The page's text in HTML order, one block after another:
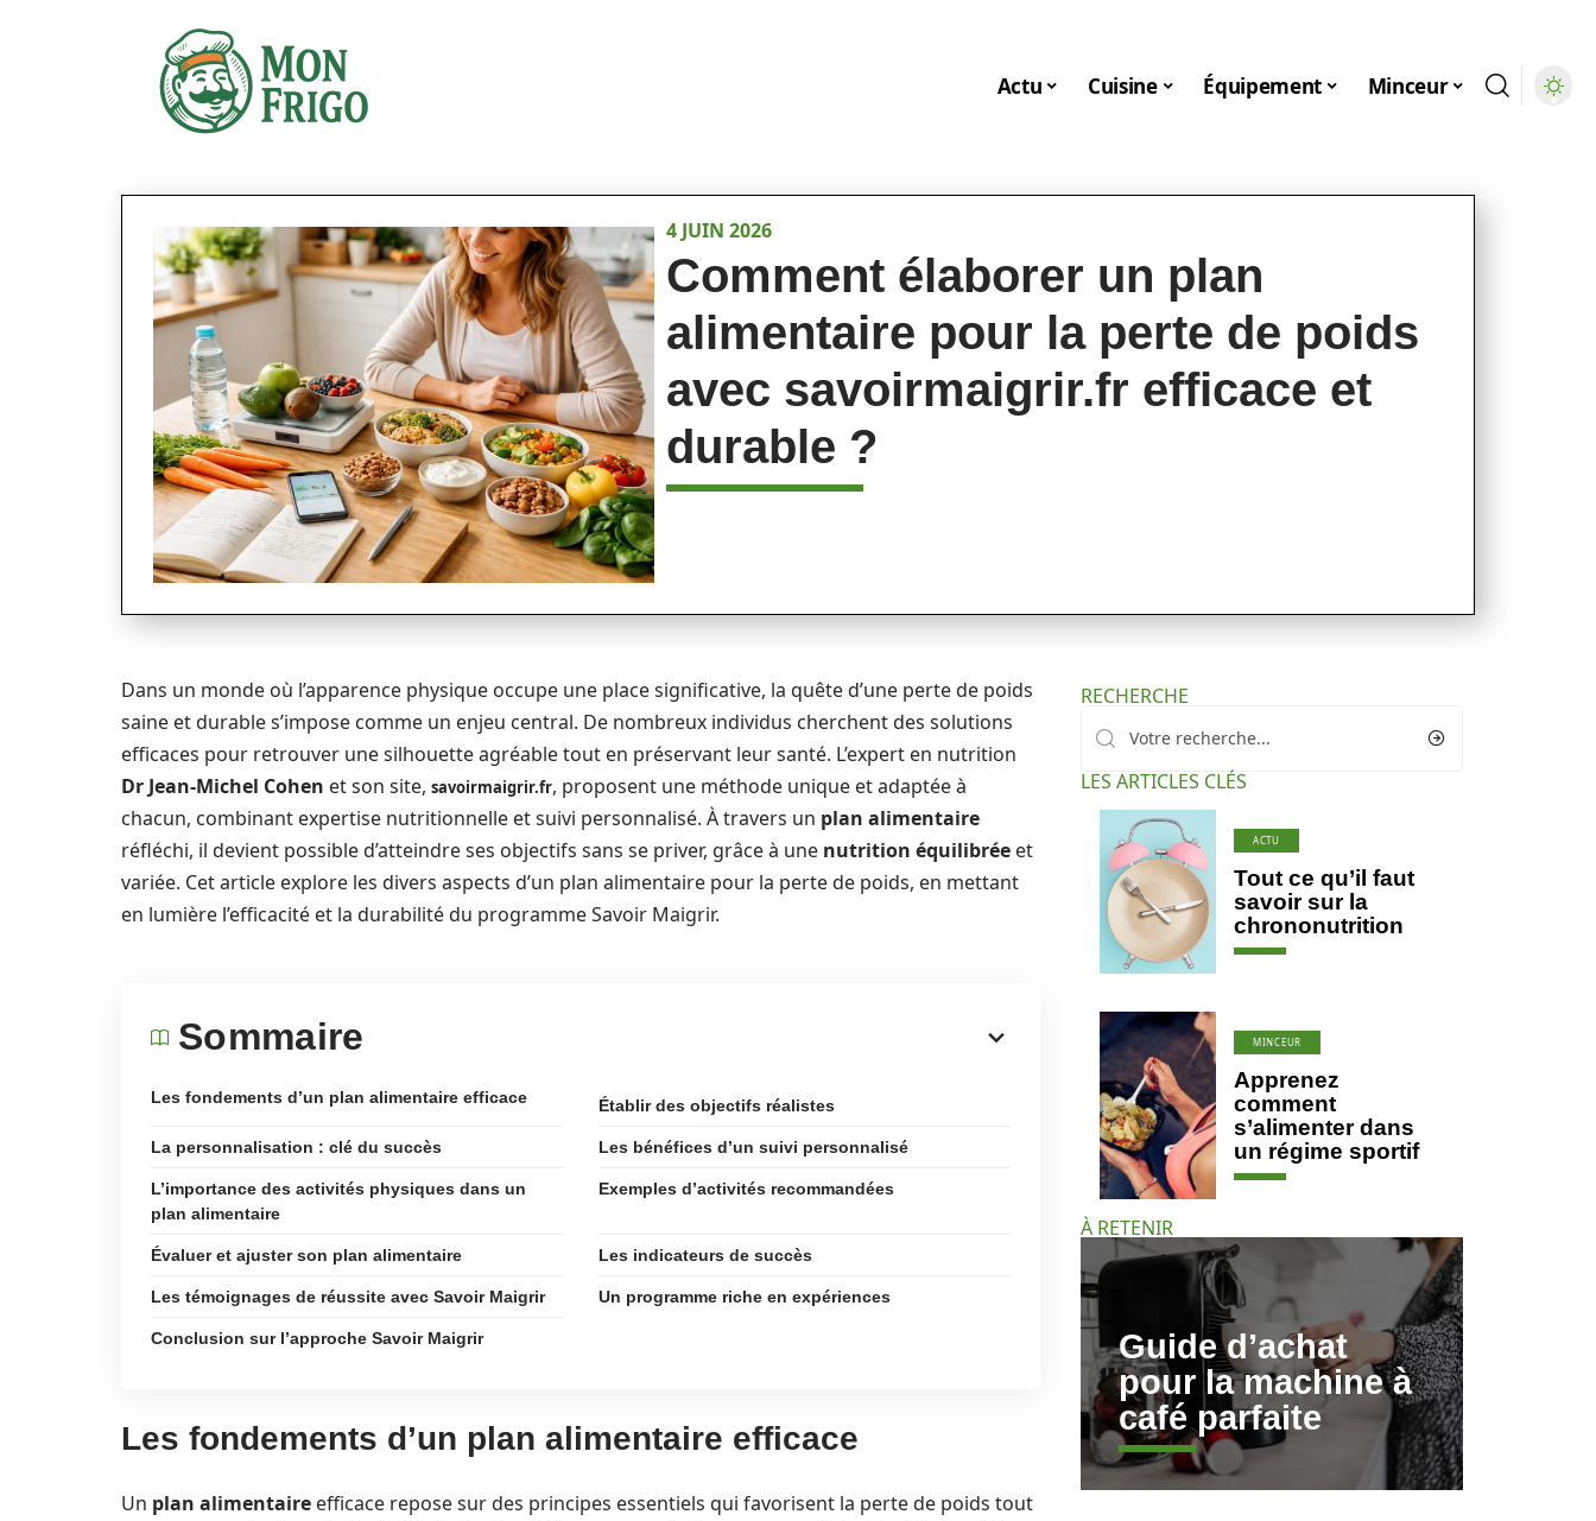
Actu Cuisine Équipement Minceur
4 JUIN 2026
Comment élaborer un plan
alimentaire pour la perte de poids
avec savoirmaigrir.fr efficace et
durable ?
Dans un monde où l’apparence physique occupe une place significative, la quête d’une perte de poids
saine et durable s’impose comme un enjeu central. De nombreux individus cherchent des solutions
efficaces pour retrouver une silhouette agréable tout en préservant leur santé. L’expert en nutrition
Dr Jean-Michel Cohen et son site, savoirmaigrir.fr, proposent une méthode unique et adaptée à
chacun, combinant expertise nutritionnelle et suivi personnalisé. À travers un plan alimentaire
réfléchi, il devient possible d’atteindre ses objectifs sans se priver, grâce à une nutrition équilibrée et
variée. Cet article explore les divers aspects d’un plan alimentaire pour la perte de poids, en mettant
en lumière l’efficacité et la durabilité du programme Savoir Maigrir.
Sommaire
Les fondements d’un plan alimentaire efficace Établir des objectifs réalistes
La personnalisation : clé du succès Les bénéfices d’un suivi personnalisé
L’importance des activités physiques dans un
plan alimentaire
Exemples d’activités recommandées
Évaluer et ajuster son plan alimentaire Les indicateurs de succès
Les témoignages de réussite avec Savoir Maigrir Un programme riche en expériences
Conclusion sur l’approche Savoir Maigrir
Les fondements d’un plan alimentaire efficace
Un plan alimentaire efficace repose sur des principes essentiels qui favorisent la perte de poids tout
RECHERCHE
LES ARTICLES CLÉS
ACTU
Tout ce qu’il faut
savoir sur la
chrononutrition
MINCEUR
Apprenez
comment
s’alimenter dans
un régime sportif
À RETENIR
Guide d’achat
pour la machine à
café parfaite